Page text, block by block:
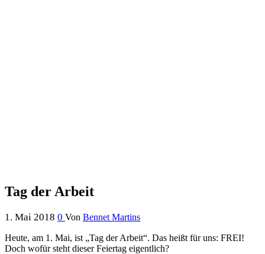
Tag der Arbeit
1. Mai 2018 0 Von Bennet Martins
Heute, am 1. Mai, ist „Tag der Arbeit“. Das heißt für uns: FREI!
Doch wofür steht dieser Feiertag eigentlich?